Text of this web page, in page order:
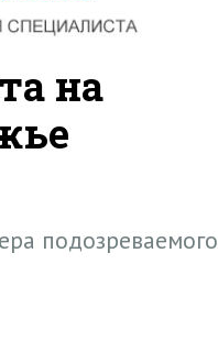
на
подозреваемого